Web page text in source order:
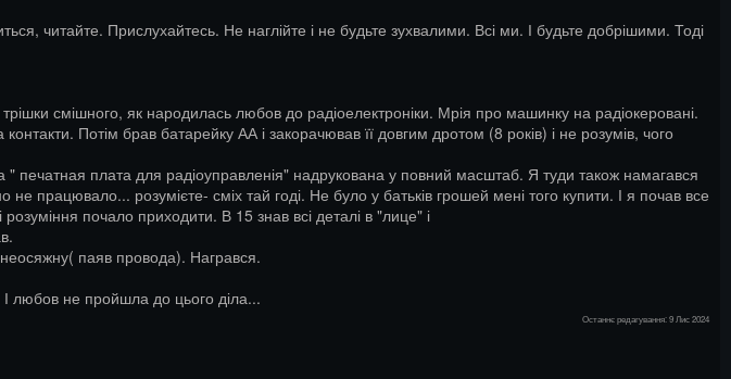
читайте. Прислухайтесь. Не наглійте і не будьте зухвалими. Всі ми. І будьте добрішими. Тоді
смішного, як народилась любов до радіоелектроніки. Мрія про машинку на радіокеровані.
Потім брав батарейку АА і закорачював її довгим дротом (8 років) і не розумів, чого
печатная плата для радіоуправленія" надрукована у повний масштаб. Я туди також намагався
працювало... розумієте- сміх тай годі. Не було у батьків грошей мені того купити. І я почав все
почало приходити. В 15 знав всі деталі в "лице" і
паяв провода). Награвся.
любов не пройшла до цього діла...
Останнє редагування:9 Лис 2024